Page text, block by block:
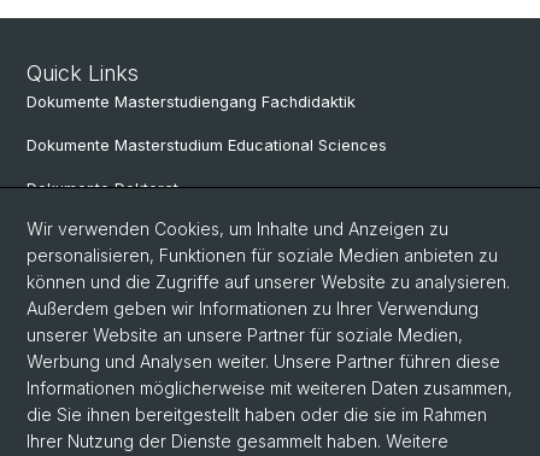
Quick Links
Dokumente Masterstudiengang Fachdidaktik
Dokumente Masterstudium Educational Sciences
Dokumente Doktorat
Social Media
LinkedIn
Instagram
Wir verwenden Cookies, um Inhalte und Anzeigen zu
personalisieren, Funktionen für soziale Medien anbieten zu
können und die Zugriffe auf unserer Website zu analysieren.
Außerdem geben wir Informationen zu Ihrer Verwendung
unserer Website an unsere Partner für soziale Medien,
Werbung und Analysen weiter. Unsere Partner führen diese
Informationen möglicherweise mit weiteren Daten zusammen,
die Sie ihnen bereitgestellt haben oder die sie im Rahmen
Ihrer Nutzung der Dienste gesammelt haben. Weitere